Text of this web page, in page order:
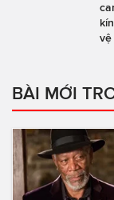
vệ
BÀI MỚI